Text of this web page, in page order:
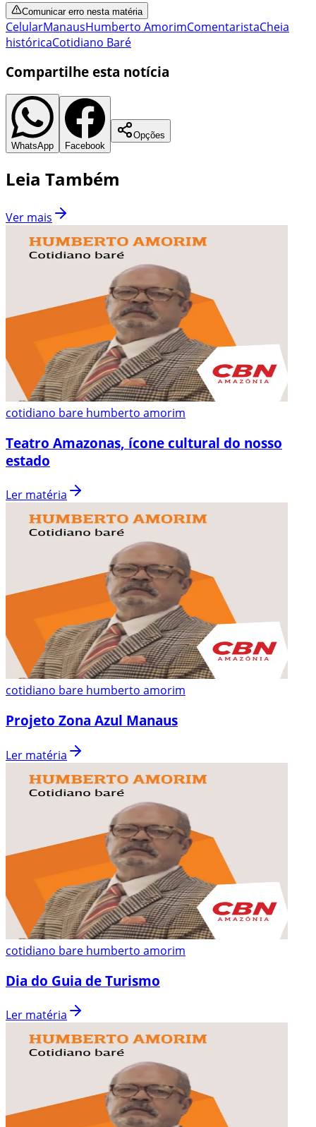
Comunicar erro nesta matéria
CelularManausHumberto AmorimComentaristaCheia
históricaCotidiano Baré
Compartilhe esta notícia
WhatsApp Facebook
Opções
Leia Também
Ver mais
cotidiano bare humberto amorim
Teatro Amazonas, ícone cultural do nosso
estado
Ler matéria
cotidiano bare humberto amorim
Projeto Zona Azul Manaus
Ler matéria
cotidiano bare humberto amorim
Dia do Guia de Turismo
Ler matéria